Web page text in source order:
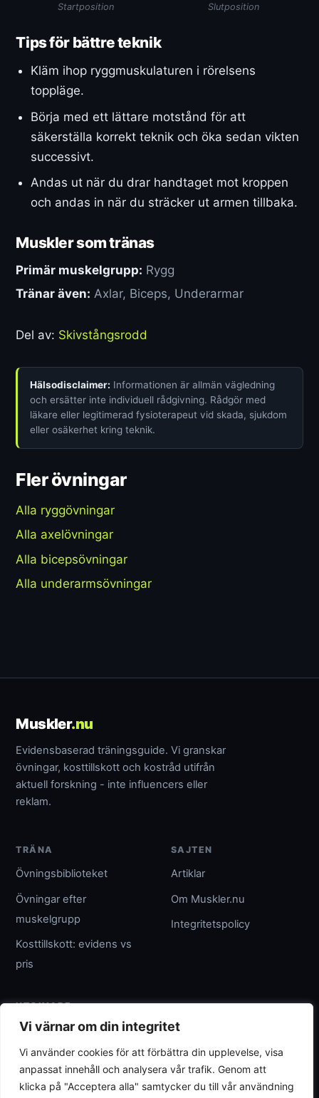
Vi värnar om din integritet
Vi använder cookies för att förbättra din upplevelse, visa
anpassat innehåll och analysera vår trafik. Genom att
klicka på "Acceptera alla" samtycker du till vår användning
Startposition Slutposition
Tips för bättre teknik
Kläm ihop ryggmuskulaturen i rörelsens
toppläge.
Börja med ett lättare motstånd för att
säkerställa korrekt teknik och öka sedan vikten
successivt.
Andas ut när du drar handtaget mot kroppen
och andas in när du sträcker ut armen tillbaka.
Muskler som tränas
Primär muskelgrupp: Rygg
Tränar även: Axlar, Biceps, Underarmar
Del av: Skivstångsrodd
Hälsodisclaimer: Informationen är allmän vägledning
och ersätter inte individuell rådgivning. Rådgör med
läkare eller legitimerad fysioterapeut vid skada, sjukdom
eller osäkerhet kring teknik.
Fler övningar
Alla ryggövningar
Alla axelövningar
Alla bicepsövningar
Alla underarmsövningar
Muskler.nu
Evidensbaserad träningsguide. Vi granskar
övningar, kosttillskott och kostråd utifrån
aktuell forskning - inte influencers eller
reklam.
TRÄNA
Övningsbiblioteket
Övningar efter
muskelgrupp
Kosttillskott: evidens vs
pris
SAJTEN
Artiklar
Om Muskler.nu
Integritetspolicy
UTGIVARE
Umpteenth Media
Org.nr 559183-3313
wave@umpteenth.media